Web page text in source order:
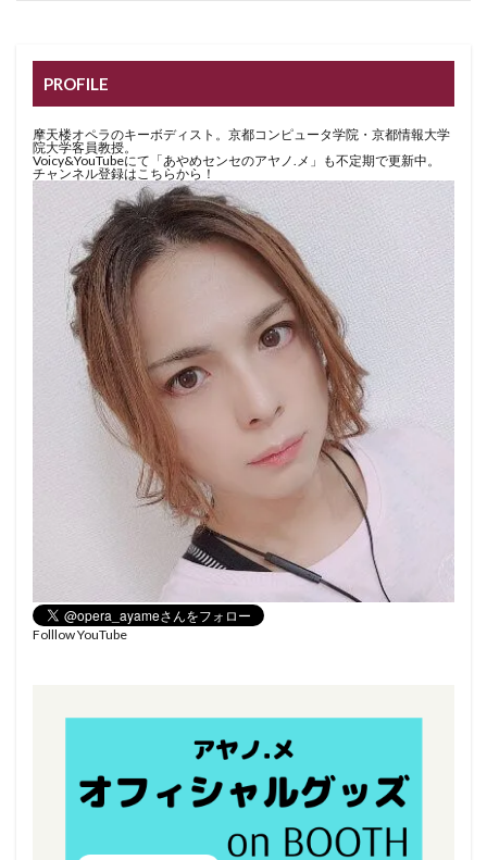
PROFILE
摩天楼オペラのキーボディスト。京都コンピュータ学院・京都情報大学
院大学客員教授。
Voicy&YouTubeにて「あやめセンセのアヤノ.メ」も不定期で更新中。
チャンネル登録はこちらから！
Folllow YouTube